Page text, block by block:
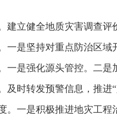
建立健全地质灾害调查
一是坚持对重点防治区
一是强化源头管控。二
及时转发预警信息，推
。一是积极推进地灾工